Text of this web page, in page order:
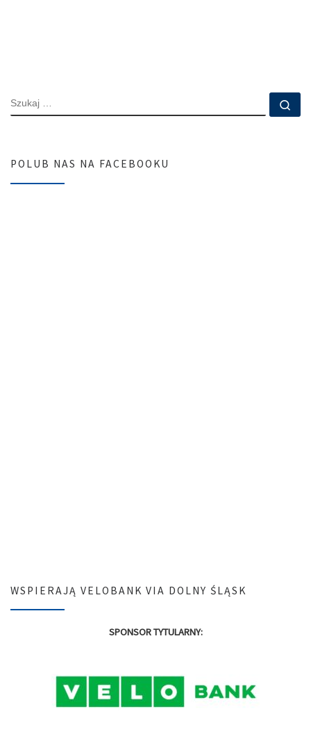
SZUKAJ
POLUB NAS NA FACEBOOKU
WSPIERAJĄ VELOBANK VIA DOLNY ŚLĄSK
SPONSOR TYTULARNY: